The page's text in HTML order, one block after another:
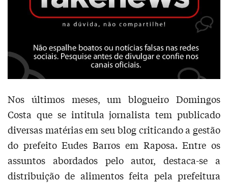
Nos últimos meses, um blogueiro Domingos
Costa que se intitula jornalista tem publicado
diversas matérias em seu blog criticando a gestão
do prefeito Eudes Barros em Raposa. Entre os
assuntos abordados pelo autor, destaca-se a
distribuição de alimentos feita pela prefeitura